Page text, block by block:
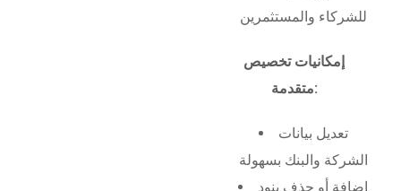
للشركاء والمستثمرين
إمكانيات تخصيص
متقدمة:
تعديل بيانات
الشركة والبنك بسهولة
إضافة أو حذف بنود